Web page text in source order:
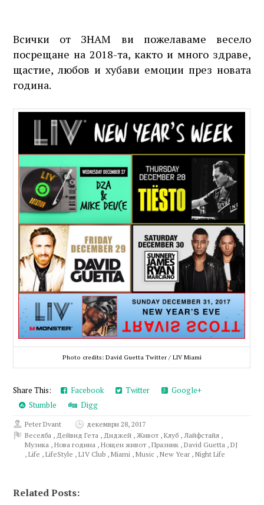
Всички от ЗНАМ ви пожелаваме весело
посрещане на 2018-та, както и много здраве,
щастие, любов и хубави емоции през новата
година.
Photo credits: David Guetta Twitter / LIV Miami
Share This: Facebook Twitter
Google+
Stumble
Digg
Peter Dvant
декември 28, 2017
Веселба ,Дейвид Гета ,Диджей ,Живот ,Клуб ,Лайфстайл ,
Музика ,Нова година ,Нощен живот ,Празник ,David Guetta ,DJ
,Life ,LifeStyle ,LIV Club ,Miami ,Music ,New Year ,Night Life
Related Posts: